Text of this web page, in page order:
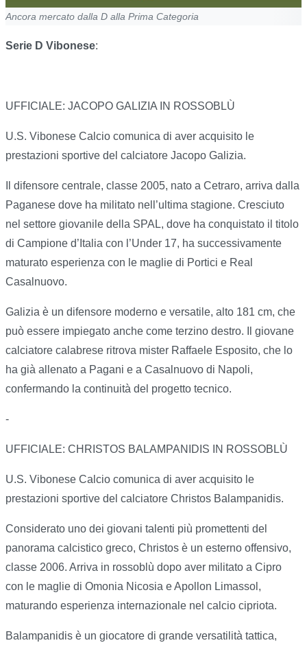
Ancora mercato dalla D alla Prima Categoria
Serie D Vibonese:
UFFICIALE: JACOPO GALIZIA IN ROSSOBLÙ
U.S. Vibonese Calcio comunica di aver acquisito le
prestazioni sportive del calciatore Jacopo Galizia.
Il difensore centrale, classe 2005, nato a Cetraro, arriva dalla
Paganese dove ha militato nell’ultima stagione. Cresciuto
nel settore giovanile della SPAL, dove ha conquistato il titolo
di Campione d’Italia con l’Under 17, ha successivamente
maturato esperienza con le maglie di Portici e Real
Casalnuovo.
Galizia è un difensore moderno e versatile, alto 181 cm, che
può essere impiegato anche come terzino destro. Il giovane
calciatore calabrese ritrova mister Raffaele Esposito, che lo
ha già allenato a Pagani e a Casalnuovo di Napoli,
confermando la continuità del progetto tecnico.
-
UFFICIALE: CHRISTOS BALAMPANIDIS IN ROSSOBLÙ
U.S. Vibonese Calcio comunica di aver acquisito le
prestazioni sportive del calciatore Christos Balampanidis.
Considerato uno dei giovani talenti più promettenti del
panorama calcistico greco, Christos è un esterno offensivo,
classe 2006. Arriva in rossoblù dopo aver militato a Cipro
con le maglie di Omonia Nicosia e Apollon Limassol,
maturando esperienza internazionale nel calcio cipriota.
Balampanidis è un giocatore di grande versatilità tattica,